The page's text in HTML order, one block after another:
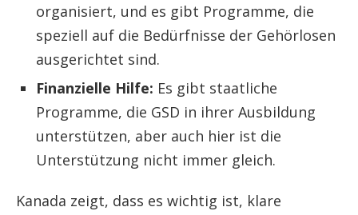
organisiert, und es gibt Programme, die
speziell auf die Bedürfnisse der Gehörlosen
ausgerichtet sind.
Finanzielle Hilfe: Es gibt staatliche
Programme, die GSD in ihrer Ausbildung
unterstützen, aber auch hier ist die
Unterstützung nicht immer gleich.
Kanada zeigt, dass es wichtig ist, klare